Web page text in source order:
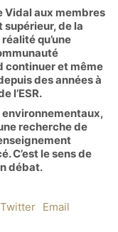
Vidal aux membres
supérieur, de la
qu’une
continuer et même
des années à
l’ESR.
recherche de
C’est le sens de
débat.
Twitter Email